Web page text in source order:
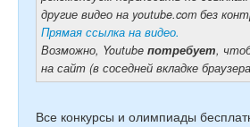
другие видео на youtube.com без
Прямая ссылка на видео.
Возможно, Youtube потребует,
на сайт (в соседней вкладке
Все конкурсы и олимпиады